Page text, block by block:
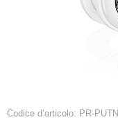
Codice d’articolo: PR-